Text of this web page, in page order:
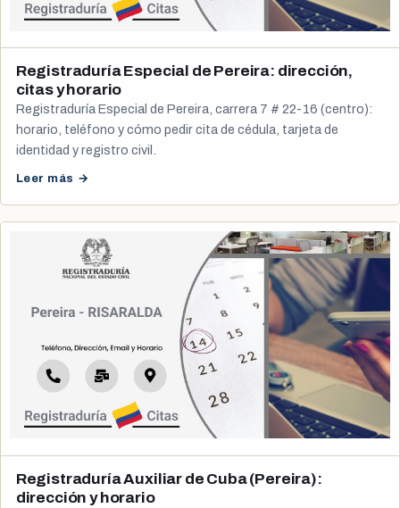
Registraduría Especial de Pereira: dirección,
citas y horario
Registraduría Especial de Pereira, carrera 7 # 22-16 (centro):
horario, teléfono y cómo pedir cita de cédula, tarjeta de
identidad y registro civil.
Leer más →
Registraduría Auxiliar de Cuba (Pereira):
dirección y horario